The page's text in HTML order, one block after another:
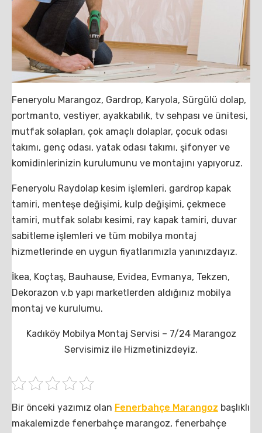
Feneryolu Marangoz, Gardrop, Karyola, Sürgülü dolap,
portmanto, vestiyer, ayakkabılık, tv sehpası ve ünitesi,
mutfak solapları, çok amaçlı dolaplar, çocuk odası
takımı, genç odası, yatak odası takımı, şifonyer ve
komidinlerinizin kurulumunu ve montajını yapıyoruz.
Feneryolu Raydolap kesim işlemleri, gardrop kapak
tamiri, menteşe değişimi, kulp değişimi, çekmece
tamiri, mutfak solabı kesimi, ray kapak tamiri, duvar
sabitleme işlemleri ve tüm mobilya montaj
hizmetlerinde en uygun fiyatlarımızla yanınızdayız.
İkea, Koçtaş, Bauhause, Evidea, Evmanya, Tekzen,
Dekorazon v.b yapı marketlerden aldığınız mobilya
montaj ve kurulumu.
Kadıköy Mobilya Montaj Servisi – 7/24 Marangoz
Servisimiz ile Hizmetinizdeyiz.
Bir önceki yazımız olan Fenerbahçe Marangoz başlıklı
makalemizde fenerbahçe marangoz, fenerbahçe